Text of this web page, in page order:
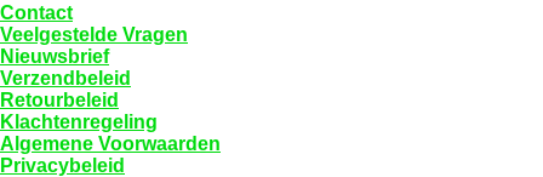
Contact
Veelgestelde Vragen
Nieuwsbrief
Verzendbeleid
Retourbeleid
Klachtenregeling
Algemene Voorwaarden
Privacybeleid